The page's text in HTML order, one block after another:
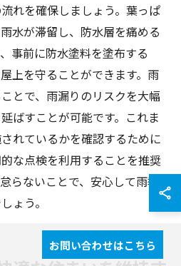
れを確保しましょう。葉っぱ
水が滞留し、防水層を痛める
事前に防水塗料を塗布する
上を守ることができます。雨
とで、雨漏りのリスクを大幅
ばすことが可能です。これま
れているかを確認するために
な点検を利用することを推奨
らないことで、安心して雨季
ょう。
お問い合わせはこちら